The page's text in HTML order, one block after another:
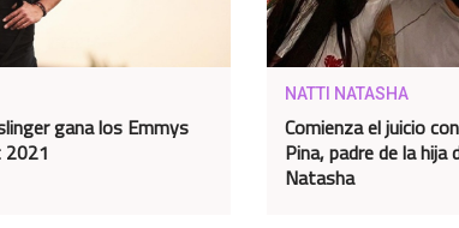
gana los Emmys
2021
NATTI NATASHA
Comienza el juicio
Pina, padre de la
Natasha